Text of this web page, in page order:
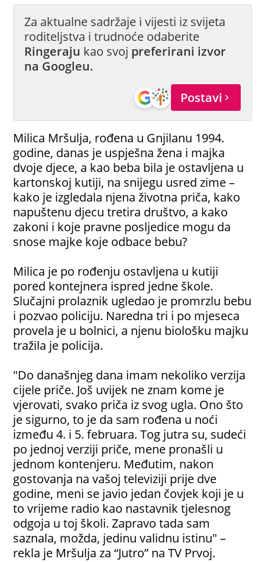
Za aktualne sadržaje i vijesti iz svijeta
roditeljstva i trudnoće odaberite
Ringeraju kao svoj preferirani izvor
na Googleu.
Postavi
Milica Mršulja, rođena u Gnjilanu 1994.
godine, danas je uspješna žena i majka
dvoje djece, a kao beba bila je ostavljena u
kartonskoj kutiji, na snijegu usred zime –
kako je izgledala njena životna priča, kako
napuštenu djecu tretira društvo, a kako
zakoni i koje pravne posljedice mogu da
snose majke koje odbace bebu?
Milica je po rođenju ostavljena u kutiji
pored kontejnera ispred jedne škole.
Slučajni prolaznik ugledao je promrzlu bebu
i pozvao policiju. Naredna tri i po mjeseca
provela je u bolnici, a njenu biološku majku
tražila je policija.
"Do današnjeg dana imam nekoliko verzija
cijele priče. Još uvijek ne znam kome je
vjerovati, svako priča iz svog ugla. Ono što
je sigurno, to je da sam rođena u noći
između 4. i 5. februara. Tog jutra su, sudeći
po jednoj verziji priče, mene pronašli u
jednom kontenjeru. Međutim, nakon
gostovanja na vašoj televiziji prije dve
godine, meni se javio jedan čovjek koji je u
to vrijeme radio kao nastavnik tjelesnog
odgoja u toj školi. Zapravo tada sam
saznala, možda, jedinu validnu istinu" –
rekla je Mršulja za “Jutro” na TV Prvoj.